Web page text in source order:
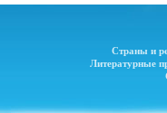
Страны и
Литературные